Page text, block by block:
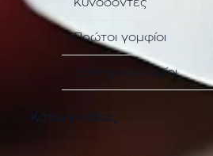
Κυνόδοντες
Πρώτοι γομφίοι
Δεύτεροι γομφίοι
Κάτω γνάθος